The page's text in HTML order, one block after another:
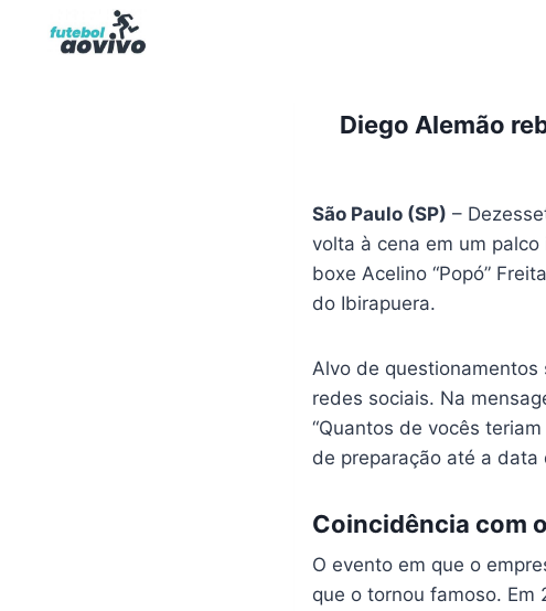
Diego Alemão
São Paulo (SP) –
volta à cena em um
boxe Acelino “Popó”
do Ibirapuera.
Alvo de
redes sociais. Na
“Quantos de vocês
de preparação até a data
Coincidência com
O evento em que o
que o tornou famoso. Em